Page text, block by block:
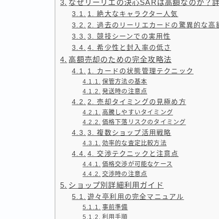
なぜリーリエの決心SARは高額なのか？
1. 絶大なキャラクター人気
2. 過去のリーリエカードの驚異的な高
3. 競技シーンでの実用性
4. 希少性と封入率の低さ
高額売却のための完全攻略法
1. カードの状態管理テクニック
保管方法の基本
発送時の注意点
2. 売却タイミングの見極め方
高騰しやすいタイミング
価格下落リスクのタイミング
3. 複数ショップ活用戦略
効率的な査定比較方法
4. 交渉テクニックと注意点
価格交渉が可能なケース
交渉時の注意点
ショップ別詳細利用ガイド
遊々亭利用の完全マニュアル
事前準備
利用手順